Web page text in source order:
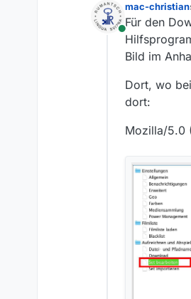
Online
mac-christian
Für den
Bild im
Dort, wo
dort:
Mozilla/5.0